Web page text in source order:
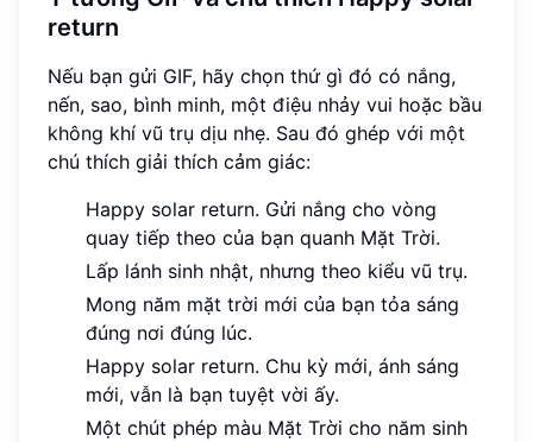
return
Nếu bạn gửi GIF, hãy chọn thứ gì đó có nắng,
nến, sao, bình minh, một điệu nhảy vui hoặc bầu
không khí vũ trụ dịu nhẹ. Sau đó ghép với một
chú thích giải thích cảm giác:
Happy solar return. Gửi nắng cho vòng
quay tiếp theo của bạn quanh Mặt Trời.
Lấp lánh sinh nhật, nhưng theo kiểu vũ trụ.
Mong năm mặt trời mới của bạn tỏa sáng
đúng nơi đúng lúc.
Happy solar return. Chu kỳ mới, ánh sáng
mới, vẫn là bạn tuyệt vời ấy.
Một chút phép màu Mặt Trời cho năm sinh